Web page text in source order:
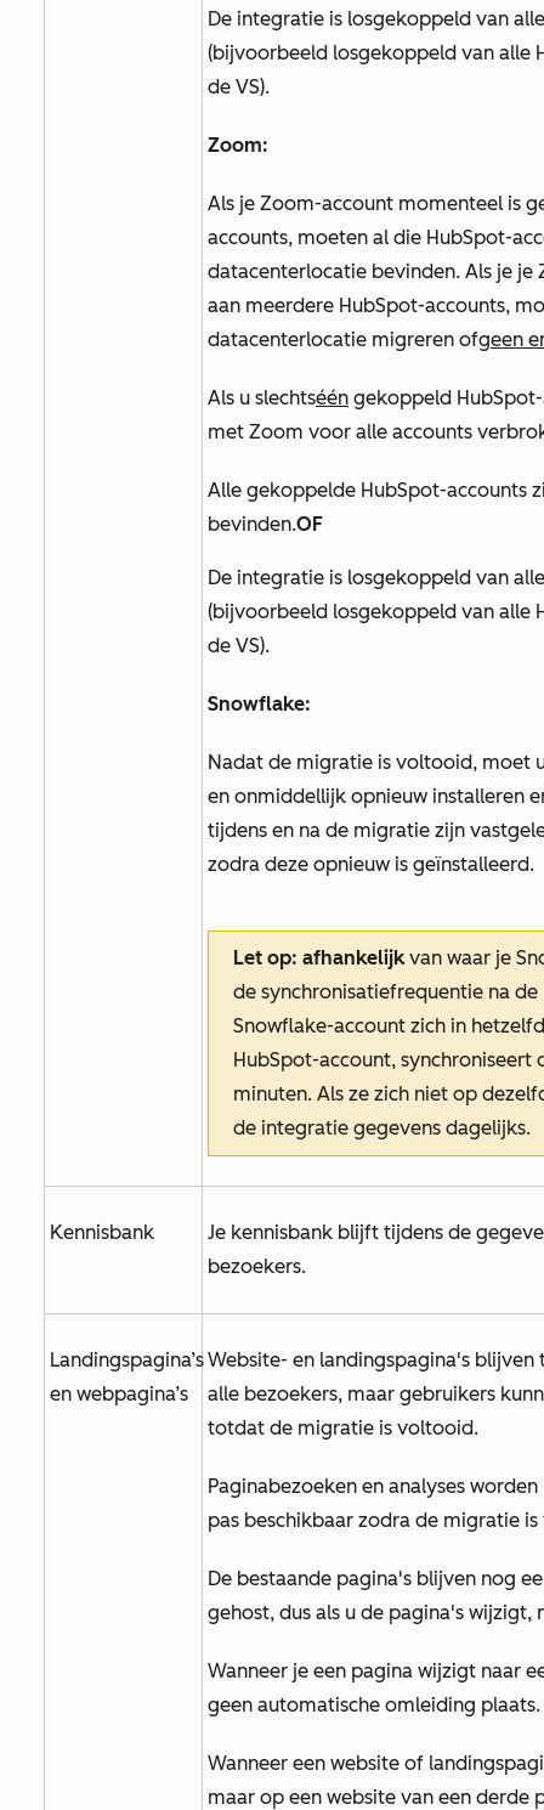
De integratie is losgekoppeld van
(bijvoorbeeld losgekoppeld van alle
de VS).
Zoom:
Als je Zoom-account momenteel is
accounts, moeten al die HubSpot-
datacenterlocatie bevinden. Als je
aan meerdere HubSpot-accounts,
datacenterlocatie migreren ofgeen
Als u slechtséén gekoppeld
met Zoom voor alle accounts
Alle gekoppelde HubSpot-accounts
bevinden.OF
De integratie is losgekoppeld van
(bijvoorbeeld losgekoppeld van alle
de VS).
Snowflake:
Nadat de migratie is voltooid, moet
en onmiddellijk opnieuw installeren
tijdens en na de migratie zijn
zodra deze opnieuw is geïnstalleerd.
Let op: afhankelijkvan waar je
de synchronisatiefrequentie na
Snowflake-account zich in
HubSpot-account, synchroniseert
minuten. Als ze zich niet op
de integratie gegevens dagelijks.
Kennisbank
Je kennisbank blijft tijdens de
bezoekers.
Landingspagina’s
en webpagina’s
Website- en landingspagina's
alle bezoekers, maar gebruikers
totdat de migratie is voltooid.
Paginabezoeken en analyses
pas beschikbaar zodra de migratie
De bestaande pagina's blijven nog
gehost, dus als u de pagina's
Wanneer je een pagina wijzigt naar
geen automatische omleiding plaats.
Wanneer een website of
maar op een website van een derde